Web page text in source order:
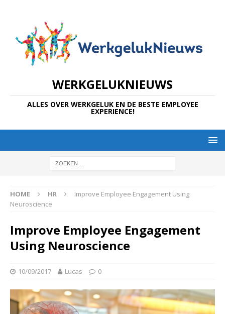
WERKGELUKNIEUWS
ALLES OVER WERKGELUK EN DE BESTE EMPLOYEE
EXPERIENCE!
HOME HR
Improve Employee Engagement Using
Neuroscience
Improve Employee Engagement
Using Neuroscience
10/09/2017 Lucas 0